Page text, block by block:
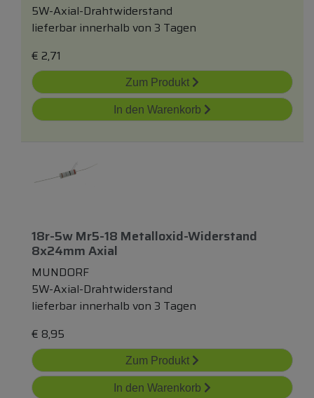
5W-Axial-Drahtwiderstand
lieferbar innerhalb von 3 Tagen
€ 2,71
Zum Produkt
In den Warenkorb
18r-5w Mr5-18 Metalloxid-Widerstand
8x24mm Axial
MUNDORF
5W-Axial-Drahtwiderstand
lieferbar innerhalb von 3 Tagen
€ 8,95
Zum Produkt
In den Warenkorb